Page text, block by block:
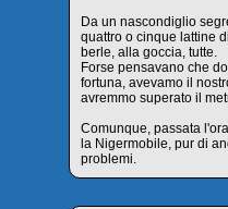
Da un nascondiglio
quattro o cinque lattine
berle, alla goccia, tutte.
Forse pensavano che
fortuna, avevamo il
avremmo superato il
Comunque, passata
la Nigermobile, pur di
problemi.